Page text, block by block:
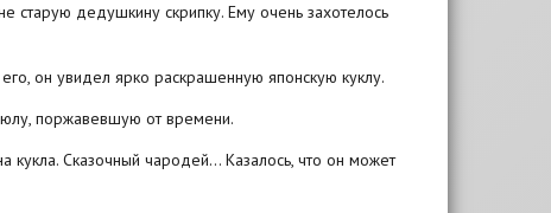
старую дедушкину скрипку. Ему очень захотелось
он увидел ярко раскрашенную японскую куклу.
юлу, поржавевшую от времени.
Сказочный чародей… Казалось, что он может